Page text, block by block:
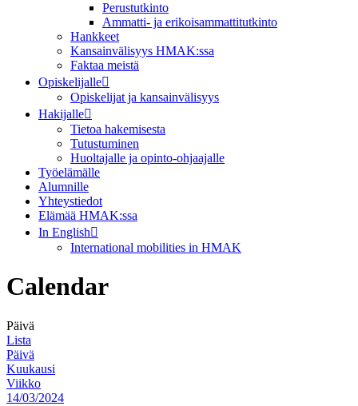
Perustutkinto
Ammatti- ja erikoisammattitutkinto
Hankkeet
Kansainvälisyys HMAK:ssa
Faktaa meistä
Opiskelijalle
Opiskelijat ja kansainvälisyys
Hakijalle
Tietoa hakemisesta
Tutustuminen
Huoltajalle ja opinto-ohjaajalle
Työelämälle
Alumnille
Yhteystiedot
Elämää HMAK:ssa
In English
International mobilities in HMAK
Calendar
Päivä
Lista
Päivä
Kuukausi
Viikko
14/03/2024